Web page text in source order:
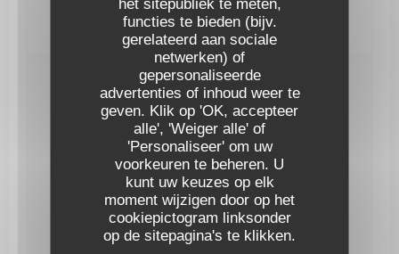
het sitepubliek te meten,
functies te bieden (bijv.
gerelateerd aan sociale
netwerken) of
gepersonaliseerde
advertenties of inhoud weer te
geven. Klik op 'OK, accepteer
alle', 'Weiger alle' of
'Personaliseer' om uw
voorkeuren te beheren. U
kunt uw keuzes op elk
moment wijzigen door op het
cookiepictogram linksonder
op de sitepagina's te klikken.
Titres, Contant geld, Visa, Vakantiecheques,
Debetkaart
Openingstijden
12:00 - 13:30 • 19:00 - 21:30